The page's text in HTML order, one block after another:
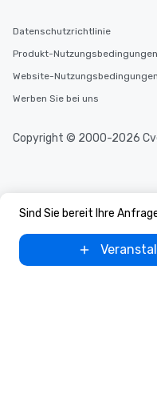
Sind Sie bereit Ihre
Datenschutzrichtlinie
Produkt-Nutzungsbedingungen
Website-Nutzungsbedingungen
Werben Sie bei uns
Copyright © 2000-2026